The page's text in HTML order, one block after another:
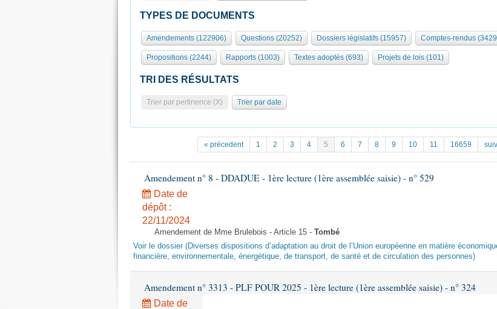
TYPES DE DOCUMENTS
Amendements (122906) Questions (20252) Dossiers législatifs (15957) Comptes-rendus
Propositions (2244) Rapports (1003) Textes adoptés (693) Projets de lois (101)
TRI DES RÉSULTATS
Trier par pertinence (X) Trier par date
« précedent 1 2 3 4 5 6 7 8 9 10 11 16659
Amendement n° 8 - DDADUE - 1ère lecture (1ère assemblée saisie) - n° 529
Date de
dépôt :
22/11/2024
Amendement de Mme Brulebois - Article 15 - Tombé
Voir le dossier (Diverses dispositions d’adaptation au droit de l’Union européenne en matière
financière, environnementale, énergétique, de transport, de santé et de circulation des personnes)
Amendement n° 3313 - PLF POUR 2025 - 1ère lecture (1ère assemblée saisie) - n° 324
Date de